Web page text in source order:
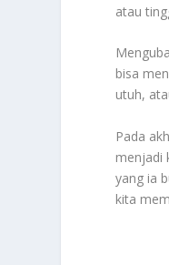
atau
bisa
utuh,
Pada
menjadi
yang ia
kita